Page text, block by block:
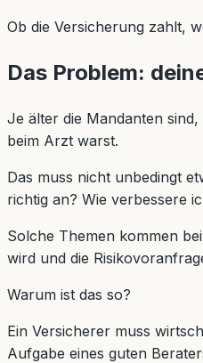
Ob die Versicherung zahlt,
Das Problem:
Je älter die Mandanten
beim Arzt warst.
Das muss nicht unbedingt
richtig an? Wie verbessere
Solche Themen kommen
wird und die
Warum ist das so?
Ein Versicherer muss
Aufgabe eines guten